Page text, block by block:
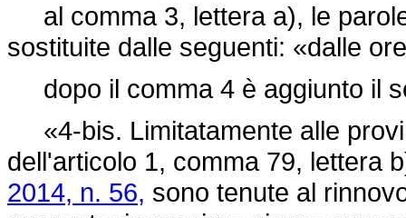
al comma 3, lettera a), le
sostituite dalle seguenti: «dalle
dopo il comma 4 è aggiunto il
«4-bis. Limitatamente alle
dell'articolo 1, comma 79, lettera
2014, n. 56, sono tenute al